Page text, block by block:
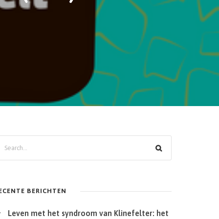
BERICHTEN
Leven met het syndroom van Klinefelter: het